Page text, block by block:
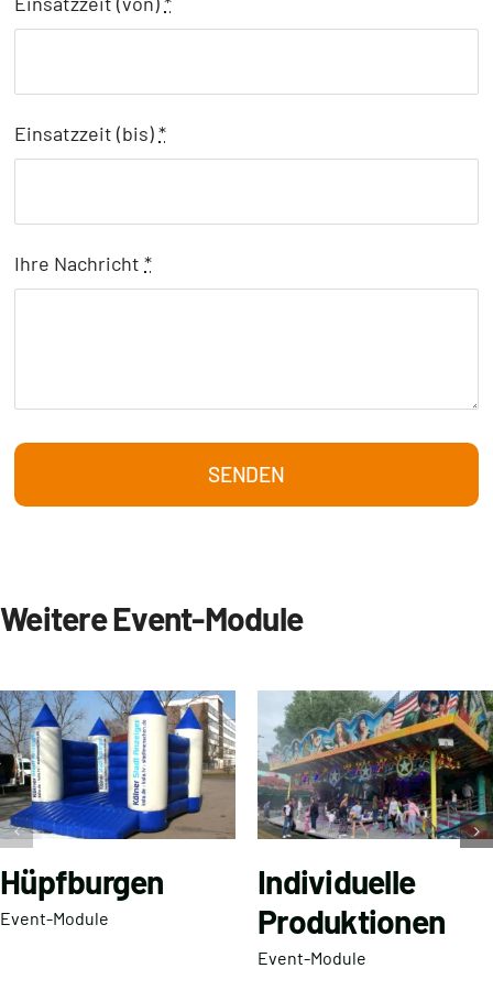
Einsatzzeit (bis)*
Ihre Nachricht*
SENDEN
Weitere Event-Module
Hüpfburgen
Event-Module
Individuelle
Produktionen
Event-Module